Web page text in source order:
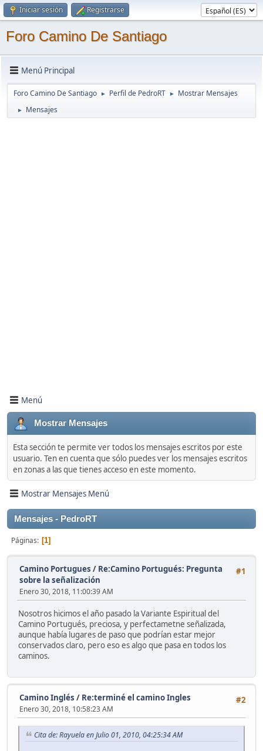
Iniciar sesión Registrarse
Foro Camino De Santiago
Menú Principal
Foro Camino De Santiago ► Perfil de PedroRT ► Mostrar Mensajes
► Mensajes
Menú
Mostrar Mensajes
Esta sección te permite ver todos los mensajes escritos por este
usuario. Ten en cuenta que sólo puedes ver los mensajes escritos
en zonas a las que tienes acceso en este momento.
Mostrar Mensajes Menú
Mensajes - PedroRT
Páginas 1
#1
Camino Portugues / Re:Camino Portugués: Pregunta
sobre la señalización
Enero 30, 2018, 11:00:39 AM
Nosotros hicimos el año pasado la Variante Espiritual del
Camino Portugués, preciosa, y perfectametne señalizada,
aunque había lugares de paso que podrían estar mejor
conservados claro, pero eso es algo que pasa en todos los
caminos.
#2
Camino Inglés / Re:terminé el camino Ingles
Enero 30, 2018, 10:58:23 AM
Cita de: Rayuela en Julio 01, 2010, 04:25:34 AM